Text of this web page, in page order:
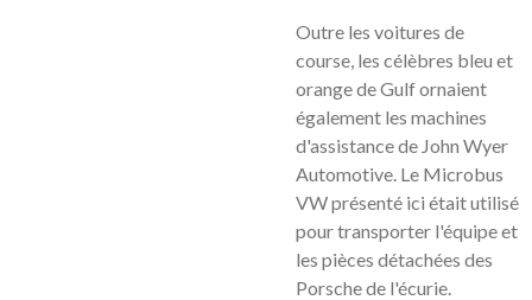
Outre les voitures de
course, les célèbres bleu et
orange de Gulf ornaient
également les machines
d'assistance de John Wyer
Automotive. Le Microbus
VW présenté ici était utilisé
pour transporter l'équipe et
les pièces détachées des
Porsche de l'écurie.